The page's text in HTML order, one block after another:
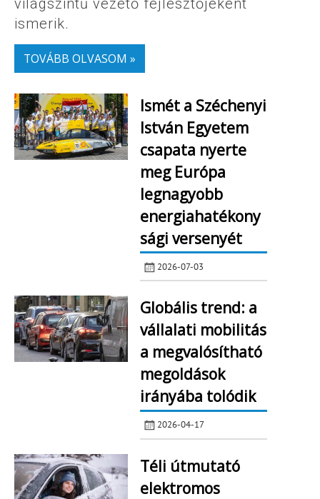
ismerik.
TOVÁBB OLVASOM »
Ismét a Széchenyi
István Egyetem
csapata nyerte
meg Európa
legnagyobb
energiahatékony
sági versenyét
2026-07-03
Globális trend: a
vállalati mobilitás
a megvalósítható
megoldások
irányába tolódik
2026-04-17
Téli útmutató
elektromos